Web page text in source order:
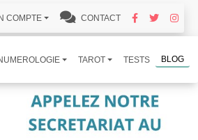
COMPTE CONTACT
TAROT TESTS BLOG